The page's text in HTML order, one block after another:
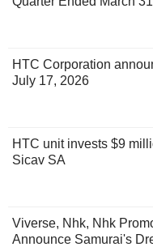
HTC Corporation
July 17, 2026
HTC unit invests $9
Sicav SA
Viverse, Nhk, Nhk
Announce Samurai's